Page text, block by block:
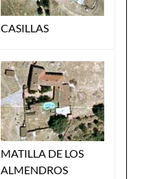
CASILLAS
MATILLA DE LOS
ALMENDROS